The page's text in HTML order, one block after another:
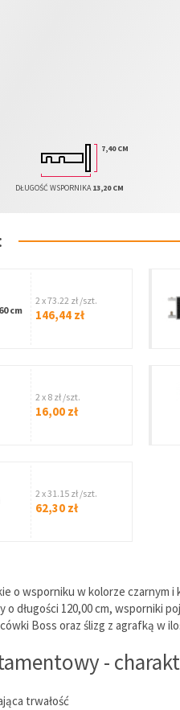
7,40 CM
DŁUGOŚĆ WSPORNIKA 13,20 CM
cm
2 x 73.22 zł /szt.
146,44 zł
2 x 8 zł /szt.
16,00 zł
2 x 31.15 zł /szt.
62,30 zł
wsporniku w kolorze czarnym i
długości 120,00 cm, wsporniki
Boss oraz ślizg z agrafką w
-
trwałość